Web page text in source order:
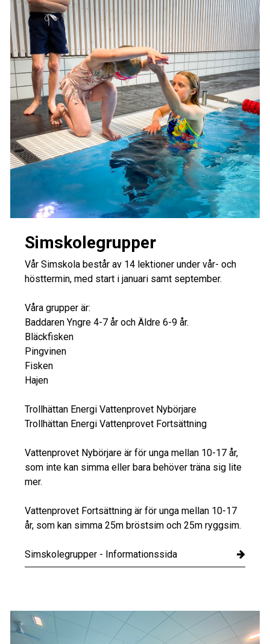
Simskolegrupper
Vår Simskola består av 14 lektioner under vår- och
hösttermin, med start i januari samt september.
Våra grupper är:
Baddaren Yngre 4-7 år och Äldre 6-9 år.
Bläckfisken
Pingvinen
Fisken
Hajen
Trollhättan Energi Vattenprovet Nybörjare
Trollhättan Energi Vattenprovet Fortsättning
Vattenprovet Nybörjare är för unga mellan 10-17 år,
som inte kan simma eller bara behöver träna sig lite
mer.
Vattenprovet Fortsättning är för unga mellan 10-17
år, som kan simma 25m bröstsim och 25m ryggsim.
Simskolegrupper - Informationssida